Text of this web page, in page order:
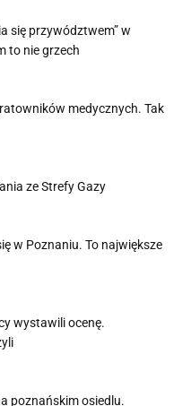
się przywództwem” w
to nie grzech
medycznych. Tak
ze Strefy Gazy
w Poznaniu. To największe
wystawili ocenę.
poznańskim osiedlu.